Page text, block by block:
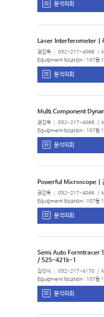
분석의뢰
Laser Interferometer |
권강욱 052-217-4066
Equipment location : 107동
분석의뢰
Multi Component
권강욱 052-217-4066
Equipment location : 107동
분석의뢰
Powerful Microscope |
권강욱 052-217-4066
Equipment location : 107동
분석의뢰
Semi Auto Formtracer
/ 525-421k-1
김진식 052-217-4170
Equipment location : 107동
분석의뢰